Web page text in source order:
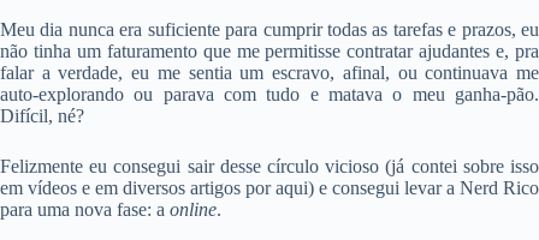
Meu dia nunca era suficiente para cumprir todas as tarefas e prazos, eu
não tinha um faturamento que me permitisse contratar ajudantes e, pra
falar a verdade, eu me sentia um escravo, afinal, ou continuava me
auto-explorando ou parava com tudo e matava o meu ganha-pão.
Difícil, né?
Felizmente eu consegui sair desse círculo vicioso (já contei sobre isso
em vídeos e em diversos artigos por aqui) e consegui levar a Nerd Rico
para uma nova fase: a online.